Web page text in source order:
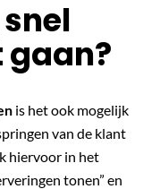
gaan?
is het ook mogelijk
van de klant
hiervoor in het
tonen” en